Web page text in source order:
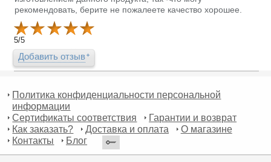
рекомендовать, берите не пожалеете качество хорошее.
5/5
Добавить отзыв
Политика конфиденциальности персональной
информации
Сертификаты соответствия
Гарантии и возврат
Как заказать?
Доставка и оплата
О магазине
Контакты
Блог